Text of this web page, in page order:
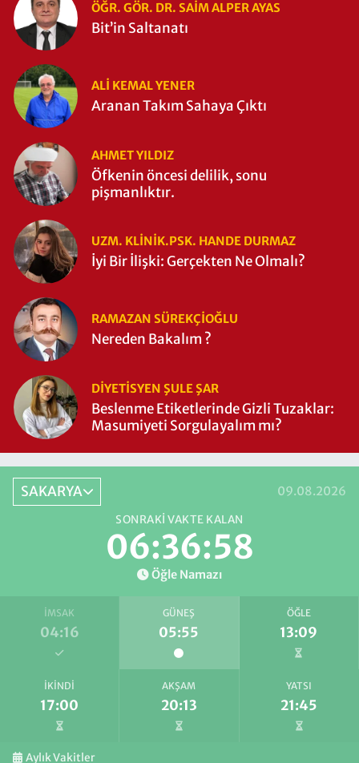
ÖĞR. GÖR. DR. SAIM ALPER AYAS
Bit’in Saltanatı
ALI KEMAL YENER
Aranan Takım Sahaya Çıktı
AHMET YILDIZ
Öfkenin öncesi delilik, sonu
pişmanlıktır.
UZM. KLINIK.PSK. HANDE DURMAZ
İyi Bir İlişki: Gerçekten Ne Olmalı?
RAMAZAN SÜREKÇIOĞLU
Nereden Bakalım ?
DIYETISYEN ŞULE ŞAR
Beslenme Etiketlerinde Gizli Tuzaklar:
Masumiyeti Sorgulayalım mı?
SAKARYA 09.08.2026
SONRAKI VAKTE KALAN
06:36:57
Öğle Namazı
İMSAK
04:16
GÜNEŞ
05:55
ÖĞLE
13:09
İKINDI
17:00
AKŞAM
20:13
YATSI
21:45
Aylık Vakitler